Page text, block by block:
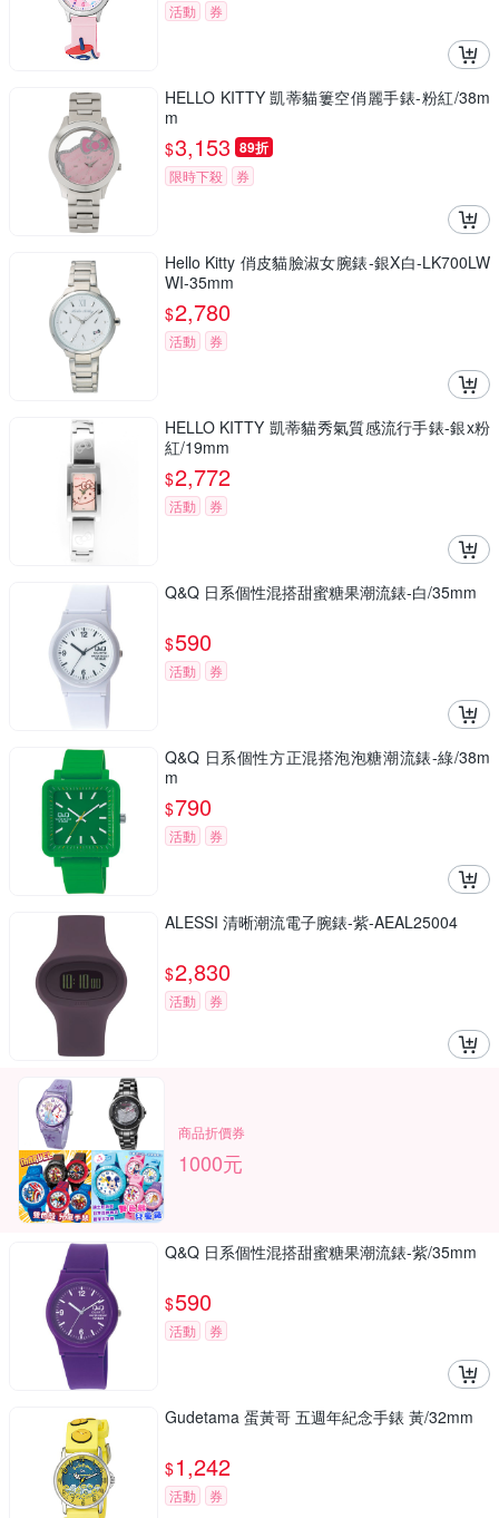
活動 券
HELLO KITTY 凱蒂貓簍空俏麗手錶-粉紅/38m
m
$3,153 89折
限時下殺 券
Hello Kitty 俏皮貓臉淑女腕錶-銀X白-LK700LW
WI-35mm
$2,780
活動 券
HELLO KITTY 凱蒂貓秀氣質感流行手錶-銀x粉
紅/19mm
$2,772
活動 券
Q&Q 日系個性混搭甜蜜糖果潮流錶-白/35mm
$590
活動 券
Q&Q 日系個性方正混搭泡泡糖潮流錶-綠/38m
m
$790
活動 券
ALESSI 清晰潮流電子腕錶-紫-AEAL25004
$2,830
活動 券
商品折價券
1000元
Q&Q 日系個性混搭甜蜜糖果潮流錶-紫/35mm
$590
活動 券
Gudetama 蛋黃哥 五週年紀念手錶 黃/32mm
$1,242
活動 券